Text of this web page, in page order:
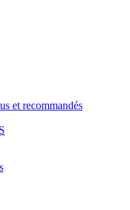
et recommandés